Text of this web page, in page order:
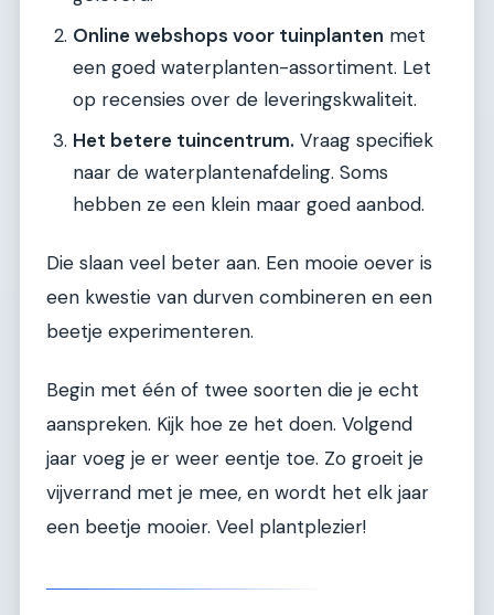
Online webshops voor tuinplanten met
een goed waterplanten-assortiment. Let
op recensies over de leveringskwaliteit.
Het betere tuincentrum. Vraag specifiek
naar de waterplantenafdeling. Soms
hebben ze een klein maar goed aanbod.
Die slaan veel beter aan. Een mooie oever is
een kwestie van durven combineren en een
beetje experimenteren.
Begin met één of twee soorten die je echt
aanspreken. Kijk hoe ze het doen. Volgend
jaar voeg je er weer eentje toe. Zo groeit je
vijverrand met je mee, en wordt het elk jaar
een beetje mooier. Veel plantplezier!